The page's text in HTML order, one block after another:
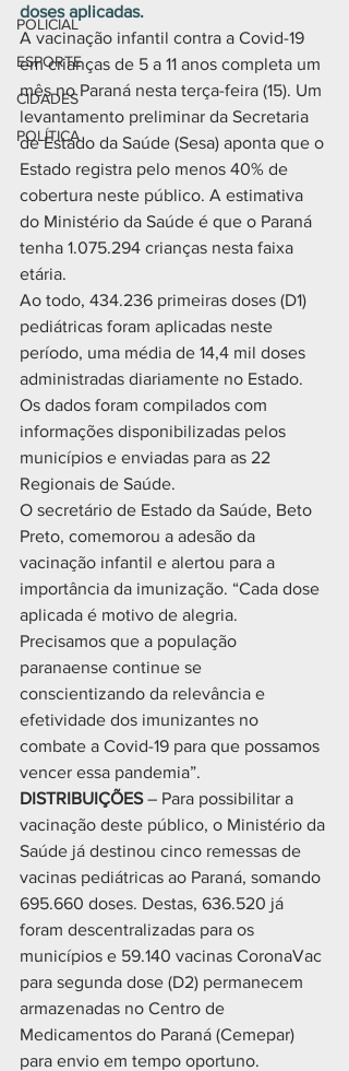
POLICIAL
ESPORTE
CIDADES
POLÍTICA
doses aplicadas.
A vacinação infantil contra a Covid-19
em crianças de 5 a 11 anos completa um
mês no Paraná nesta terça-feira (15). Um
levantamento preliminar da Secretaria
de Estado da Saúde (Sesa) aponta que o
Estado registra pelo menos 40% de
cobertura neste público. A estimativa
do Ministério da Saúde é que o Paraná
tenha 1.075.294 crianças nesta faixa
etária.
Ao todo, 434.236 primeiras doses (D1)
pediátricas foram aplicadas neste
período, uma média de 14,4 mil doses
administradas diariamente no Estado.
Os dados foram compilados com
informações disponibilizadas pelos
municípios e enviadas para as 22
Regionais de Saúde.
O secretário de Estado da Saúde, Beto
Preto, comemorou a adesão da
vacinação infantil e alertou para a
importância da imunização. “Cada dose
aplicada é motivo de alegria.
Precisamos que a população
paranaense continue se
conscientizando da relevância e
efetividade dos imunizantes no
combate a Covid-19 para que possamos
vencer essa pandemia”.
DISTRIBUIÇÕES – Para possibilitar a
vacinação deste público, o Ministério da
Saúde já destinou cinco remessas de
vacinas pediátricas ao Paraná, somando
695.660 doses. Destas, 636.520 já
foram descentralizadas para os
municípios e 59.140 vacinas CoronaVac
para segunda dose (D2) permanecem
armazenadas no Centro de
Medicamentos do Paraná (Cemepar)
para envio em tempo oportuno.